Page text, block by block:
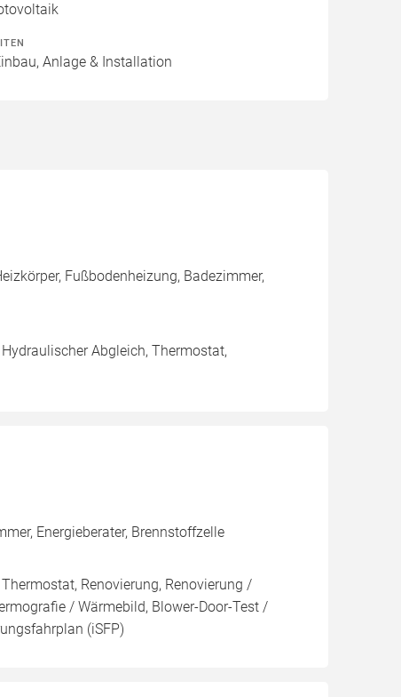
Anlage & Installation
Fußbodenheizung, Badezimmer,
Abgleich, Thermostat,
Energieberater, Brennstoffzelle
Renovierung, Renovierung /
/ Wärmebild, Blower-Door-Test /
(iSFP)